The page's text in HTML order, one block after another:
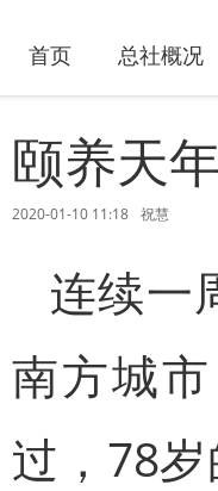
首页 总社概况
颐养天
2020-01-10 11:18 祝慧
连续一
南方城
过，78